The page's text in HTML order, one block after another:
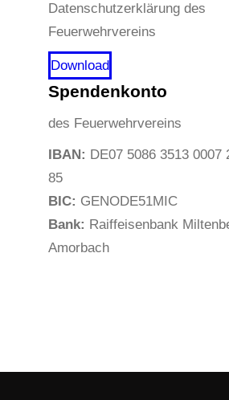
Datenschutzerklärung des
Feuerwehrvereins
Download
Spendenkonto
des Feuerwehrvereins
IBAN: DE07 5086 3513 0007
85
BIC: GENODE51MIC
Bank: Raiffeisenbank
Amorbach